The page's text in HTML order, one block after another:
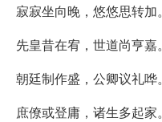
寂寂坐向晚，悠悠思转加。
先皇昔在宥，世道尚亨嘉。
朝廷制作盛，公卿议礼哗。
庶僚或登庸，诸生多起家。